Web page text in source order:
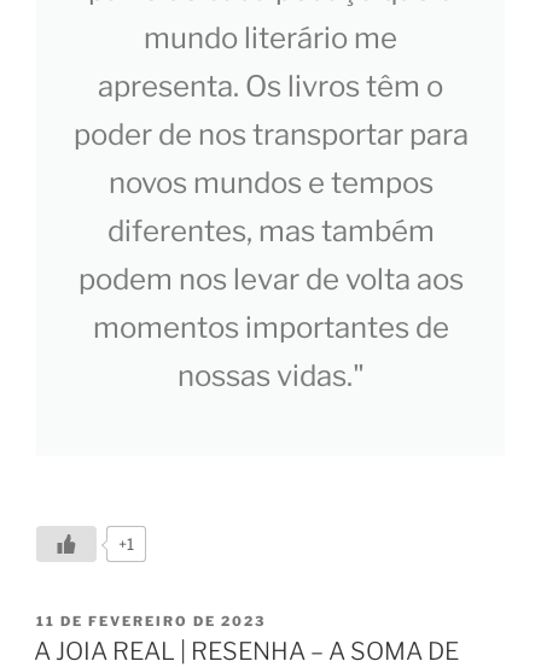
mundo literário me
apresenta. Os livros têm o
poder de nos transportar para
novos mundos e tempos
diferentes, mas também
podem nos levar de volta aos
momentos importantes de
nossas vidas."
+1
11 DE FEVEREIRO DE 2023
A JOIA REAL | RESENHA – A SOMA DE